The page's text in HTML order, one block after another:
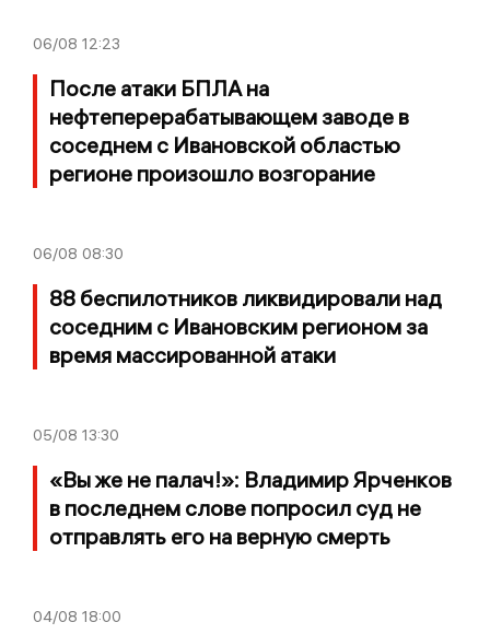
06/08 12:23
После атаки БПЛА на
нефтеперерабатывающем заводе в
соседнем с Ивановской областью
регионе произошло возгорание
06/08 08:30
88 беспилотников ликвидировали над
соседним с Ивановским регионом за
время массированной атаки
05/08 13:30
«Вы же не палач!»: Владимир Ярченков
в последнем слове попросил суд не
отправлять его на верную смерть
04/08 18:00